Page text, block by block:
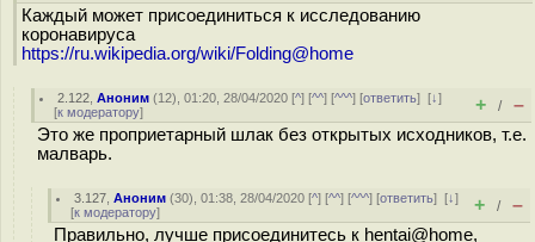
Каждый может присоединиться к исследованию
коронавируса
https://ru.wikipedia.org/wiki/Folding@home
2.122 ,Аноним (12), 01:20, 28/04/2020 [^] [^^] [^^^] [ответить][↓]
[к модератору] + / –
Это же проприетарный шлак без открытых исходников, т.е.
малварь.
3.127 ,Аноним (30), 01:38, 28/04/2020 [^] [^^] [^^^] [ответить][↓]
[к модератору] + / –
Правильно, лучше присоединитесь к hentai@home,